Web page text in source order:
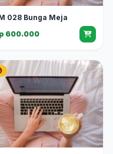
028 Bunga Meja
600.000